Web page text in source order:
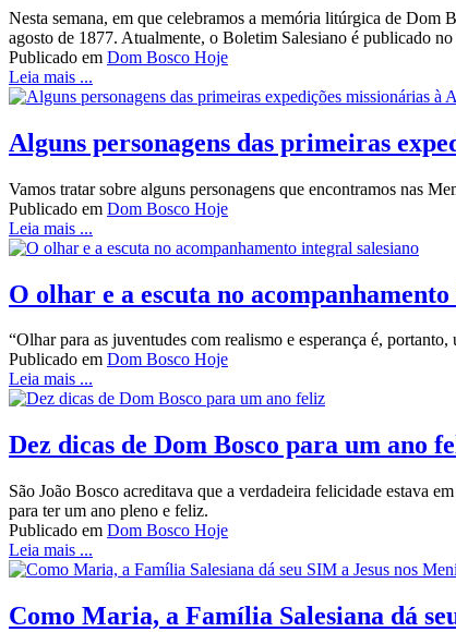
Nesta semana, em que celebramos a memória litúrgica de Dom
agosto de 1877. Atualmente, o Boletim Salesiano é publicado
Publicado em Dom Bosco Hoje
Leia mais ...
Alguns personagens das primeiras
Vamos tratar sobre alguns personagens que encontramos nas
Publicado em Dom Bosco Hoje
Leia mais ...
O olhar e a escuta no
“Olhar para as juventudes com realismo e esperança é,
Publicado em Dom Bosco Hoje
Leia mais ...
Dez dicas de Dom Bosco para um ano
São João Bosco acreditava que a verdadeira felicidade estava
para ter um ano pleno e feliz.
Publicado em Dom Bosco Hoje
Leia mais ...
Como Maria, a Família Salesiana dá